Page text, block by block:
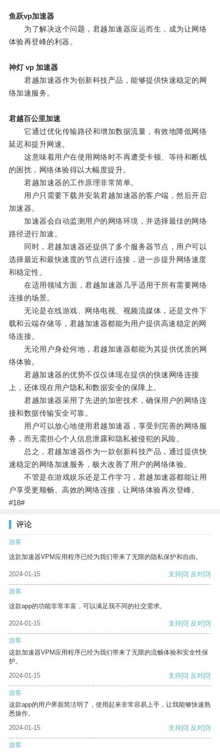
鱼跃vp加速器
为了解决这个问题，君越加速器应运而生，成为让网络
体验再登峰的利器。
神灯 vp 加速器
君越加速器作为创新科技产品，能够提供快速稳定的网
络加速服务。
君越百公里加速
它通过优化传输路径和增加数据流量，有效地降低网络
延迟和提升网速。
这意味着用户在使用网络时不再遭受卡顿、等待和断线
的困扰，网络体验得以大幅度提升。
君越加速器的工作原理非常简单。
用户只需要下载并安装君越加速器的客户端，然后开启
加速器。
加速器会自动监测用户的网络环境，并选择最佳的网络
路径进行加速。
同时，君越加速器还提供了多个服务器节点，用户可以
选择最近和最快速度的节点进行连接，进一步提升网络速度
和稳定性。
在适用领域方面，君越加速器几乎适用于所有需要网络
连接的场景。
无论是在线游戏、网络电视、视频流媒体，还是文件下
载和云端存储等，君越加速器都能为用户提供高速稳定的网
络连接。
无论用户身处何地，君越加速器都能为其提供优质的网
络体验。
君越加速器的优势不仅仅体现在提供的快速网络连接
上，还体现在用户隐私和数据安全的保障上。
君越加速器采用了先进的加密技术，确保用户的网络连
接和数据传输安全可靠。
用户可以放心地使用君越加速器，享受到完善的网络服
务，而无需担心个人信息泄露和隐私被侵犯的风险。
总之，君越加速器作为一款创新科技产品，通过提供快
速稳定的网络加速服务，极大改善了用户的网络体验。
不管是在游戏娱乐还是工作学习，君越加速器都能让用
户享受更顺畅、高效的网络连接，让网络体验再次登峰。
#18#
评论
游客
这款加速器VPM应用程序已经为我们带来了无限的隐私保护和自由。
2024-01-15 支持[0] 反对[0]
游客
这款app的功能非常丰富，可以满足我不同的社交需求。
2024-01-15 支持[0] 反对[0]
游客
这款加速器VPM应用程序已经为我们带来了无限的流畅体验和安全性保
护。
2024-01-15
支持[0] 反对[0]
游客
这款app的用户界面简洁明了，使用起来非常容易上手，让我能够快速熟
悉操作。
2024-01-15
支持[0] 反对[0]
游客